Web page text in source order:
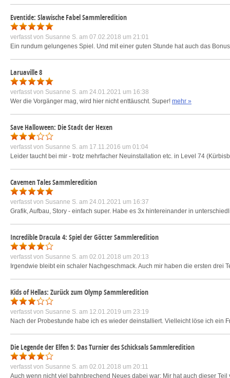
Eventide: Slawische Fabel Sammleredition
verfasst von Susanne S. am 07.02.2018 um 21:01
Ein rundum gelungenes Spiel. Und mit einer guten Stunde hat auch das
Laruaville 8
verfasst von Susanne S. am 24.01.2021 um 16:38
Wer die Vorgänger mag, wird hier nicht enttäuscht. Super! mehr »
Save Halloween: Die Stadt der Hexen
verfasst von Susanne S. am 17.11.2016 um 01:04
Leider taucht bei mir - trotz mehrfacher Neuinstallation etc. in Level 74
Cavemen Tales Sammleredition
verfasst von Susanne S. am 24.01.2021 um 16:37
Grafik, Aufbau, Story - einfach super. Habe es 3x hintereinander in
Incredible Dracula 4: Spiel der Götter Sammleredition
verfasst von Susanne S. am 02.01.2018 um 20:13
Irgendwie bleibt ein schaler Nachgeschmack. Auch mir haben die ersten
Kids of Hellas: Zurück zum Olymp Sammleredition
verfasst von Susanne S. am 12.01.2019 um 23:19
Nach der Probestunde habe ich es wieder deinstalliert. Vielleicht löse ich ein
Die Legende der Elfen 5: Das Turnier des Schicksals Sammleredition
verfasst von Susanne S. am 02.01.2018 um 20:11
Auch wenn nicht viel bahnbrechend Neues dabei war: Mir hat auch dieser